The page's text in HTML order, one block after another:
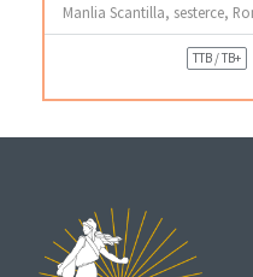
Manlia Scantilla, sesterce,
TTB / TB+